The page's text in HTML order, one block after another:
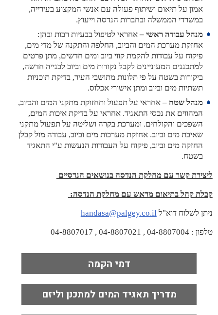
אמון על תיאום ושיתוף פעולה עם אנשי המקצוע בעירייה,
במשרדי הממשלה ובחברות הנדסה וייעוץ.
מנהל עבודה ראשי – אחראי לטיפול בבעיות רבות ובהן:
אחזקת מערכת המים והביוב, החלפה והתקנה של מדי מים,
פיקוח על עבודות להקמת קווי ביוב ומים חדשים, מתן פרטים
למתכננים המעוניינים לקבל נקודות מים וביוב לבנייה חדשה,
ביקורות בשטח על פי תלונות מתושבי העיר, בדיקת תוכניות
תשתיות מים וביוב ומתן אישורי אכלוס.
מנהל שטח – אחראי על תפעול ותחזוקת מתקני המים והביוב,
המהווים את נכסי התאגיד. אחראי על בדיקת איכות המים,
השפכים והקולחים. ומערכת בקרה ושליטה על תפעול מתקני
שאיבת מים וביוב. אחזקת מערכות מים וביוב, עבודה מול קבלן
החזקה מים וביוב, פיקוח על העבודות הנעשות ע"י התאגיד
בשטח.
ליצירת קשר עם מחלקת הנדסה בנושאים הנדסיים
קבלת קהל בתיאום מראש עם מחלקת הנדסה:
ניתן לשלוח דוא"ל handasa@palgey.co.il
טלפון : 04-8807004 , 04-8807021 , 04-8807017
דמי הקמה
מדריך תאגיד המים למתכנן וליזם